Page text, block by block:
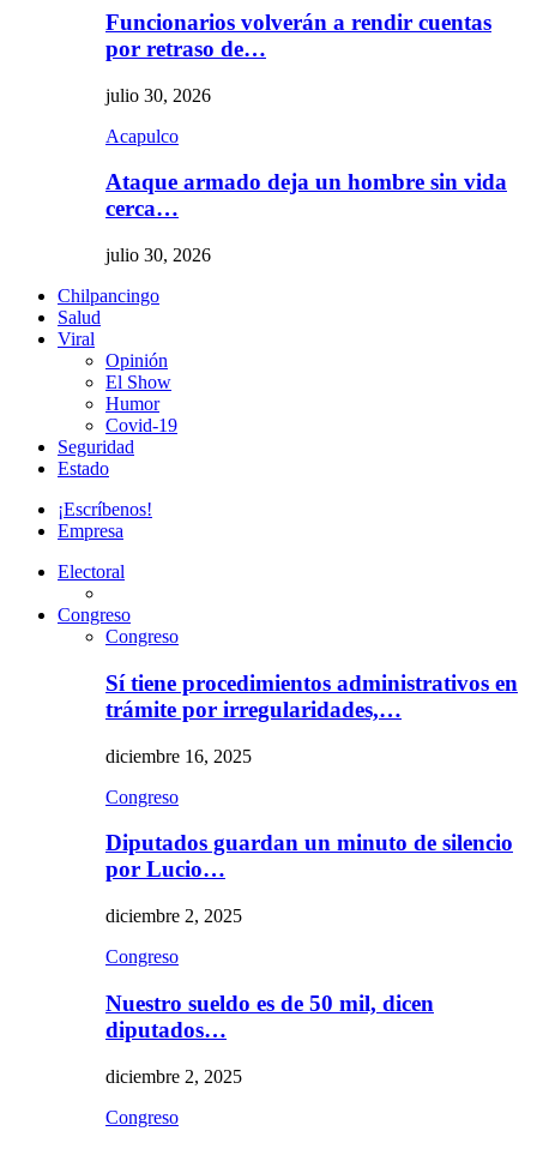
Funcionarios volverán a rendir cuentas
por retraso de…
julio 30, 2026
Acapulco
Ataque armado deja un hombre sin vida
cerca…
julio 30, 2026
Chilpancingo
Salud
Viral
Opinión
El Show
Humor
Covid-19
Seguridad
Estado
¡Escríbenos!
Empresa
Electoral
Congreso
Congreso
Sí tiene procedimientos administrativos en
trámite por irregularidades,…
diciembre 16, 2025
Congreso
Diputados guardan un minuto de silencio
por Lucio…
diciembre 2, 2025
Congreso
Nuestro sueldo es de 50 mil, dicen
diputados…
diciembre 2, 2025
Congreso